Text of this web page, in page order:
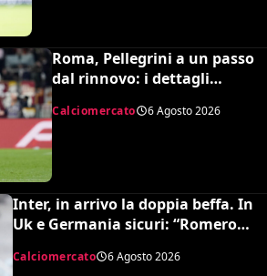
Roma, Pellegrini a un passo
dal rinnovo: i dettagli
Calciomercato 6 Agosto 2026
Inter, in arrivo la doppia beffa. In
Uk e Germania sicuri: “Romero
Calciomercato 6 Agosto 2026